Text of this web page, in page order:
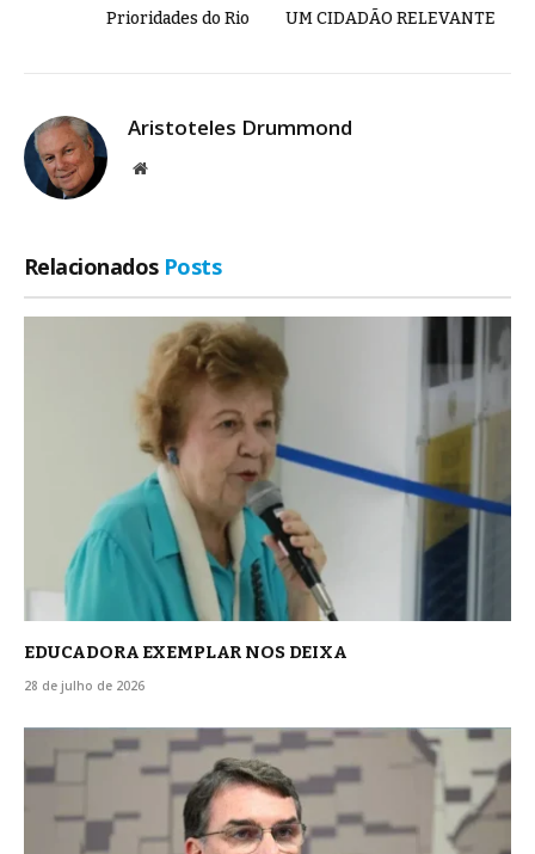
Prioridades do Rio UM CIDADÃO RELEVANTE
Aristoteles Drummond
Site
Relacionados Posts
EDUCADORA EXEMPLAR NOS DEIXA
28 de julho de 2026